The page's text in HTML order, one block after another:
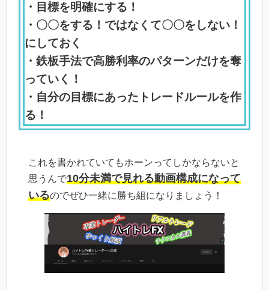
・目標を明確にする！
・〇〇をする！ではなくて〇〇をしない！
にしておく
・鉄板手法で高勝利率のパターンだけを奪
っていく！
・自分の目標にあったトレードルールを作
る！
これを書かれていてもホーンってしかならないと
思うんで10分未満で見れる動画構成になって
いるのでぜひ一緒に勝ち組になりましょう！